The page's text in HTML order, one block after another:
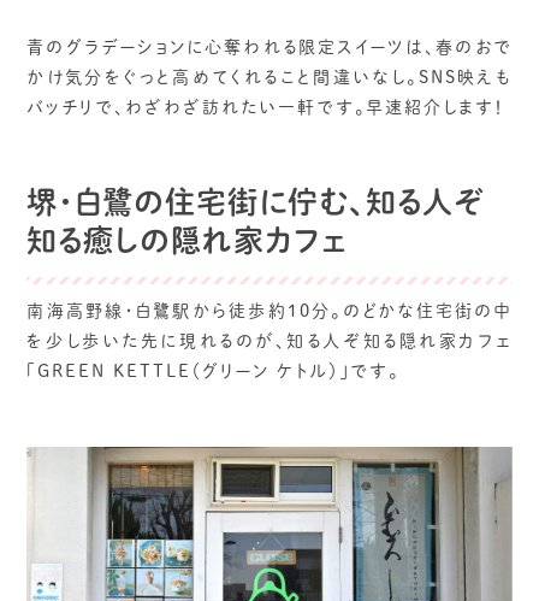
青のグラデーションに心奪われる限定スイーツは、春のおで
かけ気分をぐっと高めてくれること間違いなし。SNS映えも
バッチリで、わざわざ訪れたい一軒です。早速紹介します！
堺・白鷺の住宅街に佇む、知る人ぞ
知る癒しの隠れ家カフェ
南海高野線・白鷺駅から徒歩約10分。のどかな住宅街の中
を少し歩いた先に現れるのが、知る人ぞ知る隠れ家カフェ
「GREEN KETTLE（グリーン ケトル）」です。